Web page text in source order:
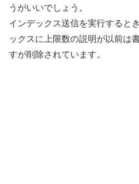
うがいいでしょう。
インデックス送信を実行すると
ックスに上限数の説明が以前は
すが削除されています。